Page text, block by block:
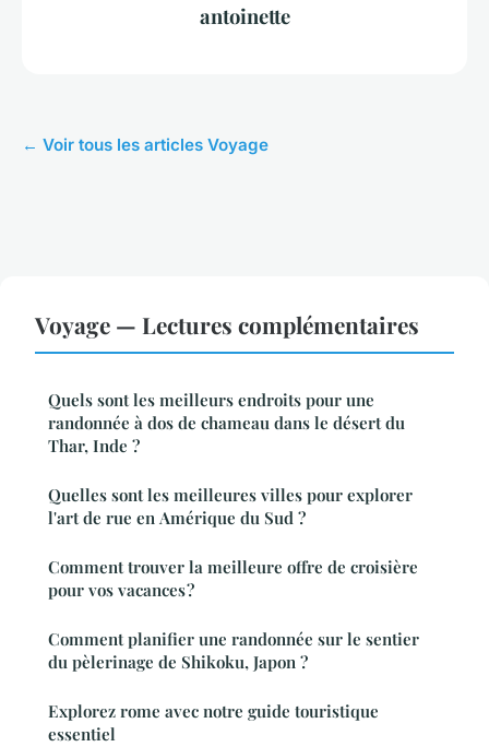
antoinette
← Voir tous les articles Voyage
Voyage — Lectures complémentaires
Quels sont les meilleurs endroits pour une
randonnée à dos de chameau dans le désert du
Thar, Inde ?
Quelles sont les meilleures villes pour explorer
l'art de rue en Amérique du Sud ?
Comment trouver la meilleure offre de croisière
pour vos vacances ?
Comment planifier une randonnée sur le sentier
du pèlerinage de Shikoku, Japon ?
Explorez rome avec notre guide touristique
essentiel